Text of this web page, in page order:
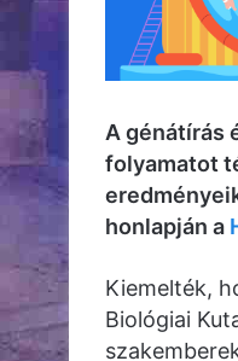
A génátírás
folyamatot
honlapján a
Kiemelték,
Biológiai